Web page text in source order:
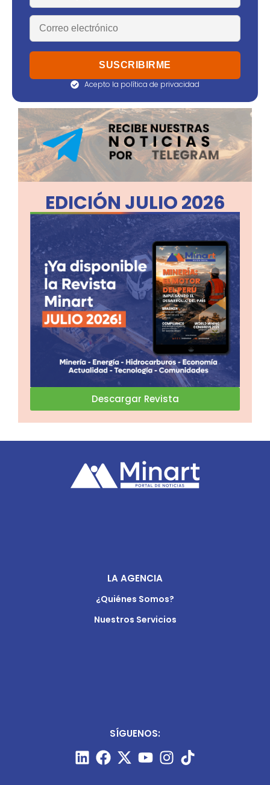
Acepto la política de privacidad
EDICIÓN JULIO 2026
Descargar Revista
LA AGENCIA
¿Quiénes Somos?
Nuestros Servicios
SÍGUENOS: